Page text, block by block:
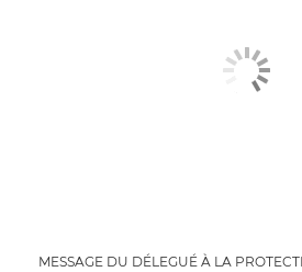
MESSAGE DU DÉLEGUÉ À LA